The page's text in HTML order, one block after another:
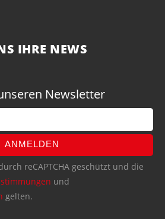
IHRE NEWS
Newsletter
ANMELDEN
reCAPTCHA geschützt und die
und
gelten.